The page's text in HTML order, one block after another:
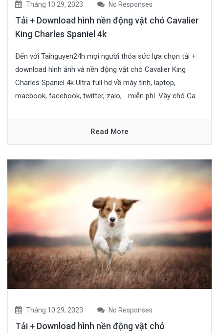
Tháng 10 29, 2023 No Responses
Tải + Download hình nền động vật chó Cavalier
King Charles Spaniel 4k
Đến với Tainguyen24h mọi người thỏa sức lựa chọn tải +
download hình ảnh và nền động vật chó Cavalier King
Charles Spaniel 4k Ultra full hd về máy tính, laptop,
macbook, facebook, twitter, zalo,… miễn phí. Vậy chó Ca...
Read More
Tháng 10 29, 2023 No Responses
Tải + Download hình nền động vật chó